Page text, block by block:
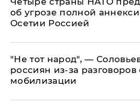
об угрозе полной
Осетии Россией
​"Не тот народ", —
россиян из-за разговоров
мобилизации